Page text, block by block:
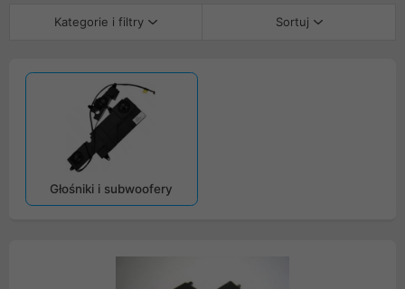
użytkowania naprawionego sprzętu.
Kategorie i filtry Sortuj
Głośniki i subwoofery